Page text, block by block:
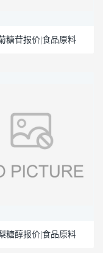
糖苷报价|食品原料
糖醇报价|食品原料